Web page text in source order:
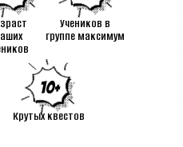
10+
Учеников в
группе максимум
Крутых квестов